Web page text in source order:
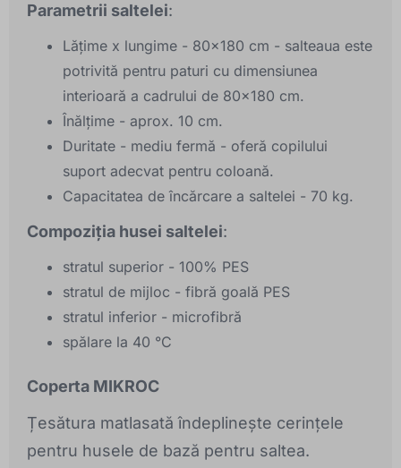
Parametrii saltelei:
Lățime x lungime - 80x180 cm - salteaua este
potrivită pentru paturi cu dimensiunea
interioară a cadrului de 80x180 cm.
Înălțime - aprox. 10 cm.
Duritate - mediu fermă - oferă copilului
suport adecvat pentru coloană.
Capacitatea de încărcare a saltelei - 70 kg.
Compoziția husei saltelei:
stratul superior - 100% PES
stratul de mijloc - fibră goală PES
stratul inferior - microfibră
spălare la 40 °C
Coperta MIKROC
Țesătura matlasată îndeplinește cerințele
pentru husele de bază pentru saltea.